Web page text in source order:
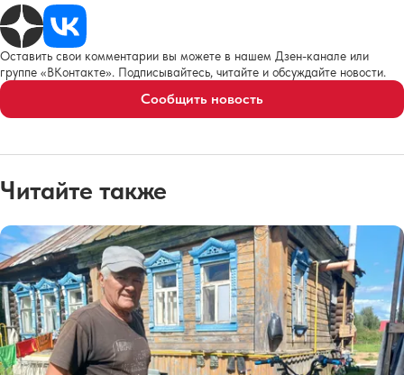
Оставить свои комментарии вы можете в нашем Дзен-канале или
группе «ВКонтакте». Подписывайтесь, читайте и обсуждайте новости.
Сообщить новость
Читайте также